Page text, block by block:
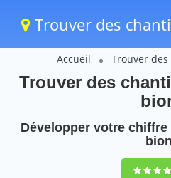
Trouver des
Accueil Trouver
Trouver des
Développer votre
bion